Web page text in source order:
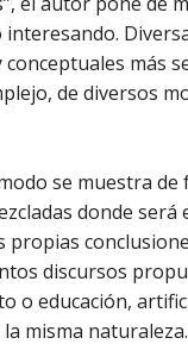
más
de diversos
se muestra
donde será
propias
discursos
o educación,
misma